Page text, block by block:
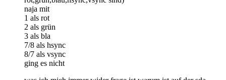
naja mit
1 als rot
2 als grün
3 als bla
7/8 als hsync
8/7 als vsync
ging es nicht